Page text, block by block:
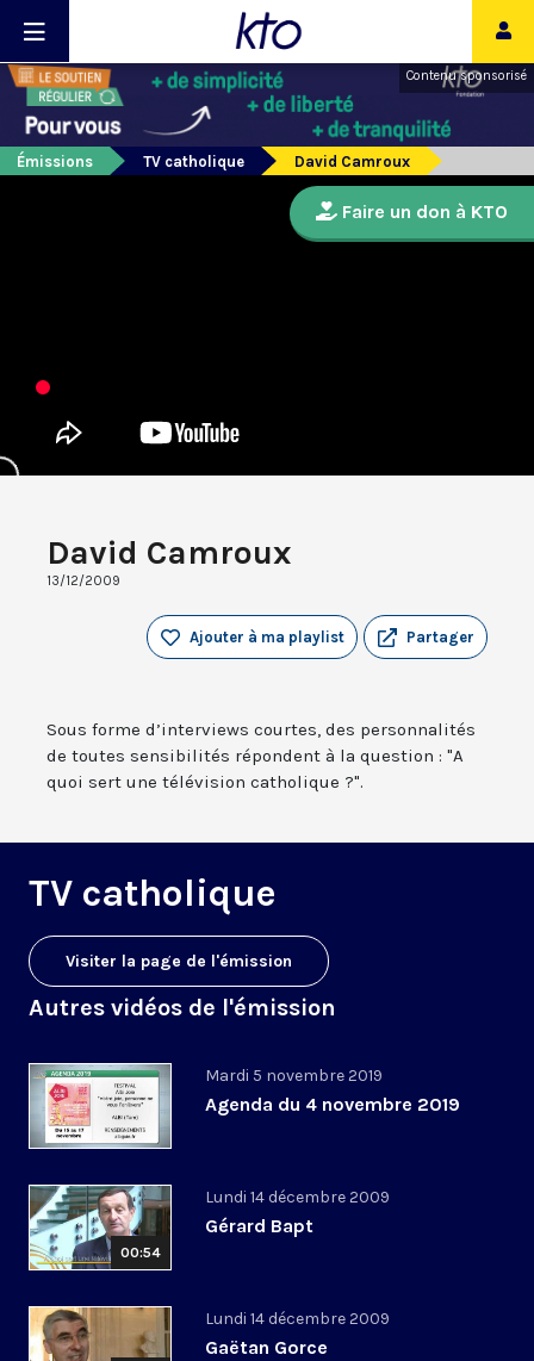
Contenu sponsorisé
Émissions TV catholique David Camroux
David Camroux
13/12/2009
Partager
Ajouter à ma playlist
Sous forme d’interviews courtes, des personnalités
de toutes sensibilités répondent à la question : "A
quoi sert une télévision catholique ?".
TV catholique
Visiter la page de l'émission
Autres vidéos de l'émission
Mardi 5 novembre 2019
Agenda du 4 novembre 2019
00:54
Lundi 14 décembre 2009
Gérard Bapt
Lundi 14 décembre 2009
Gaëtan Gorce
Faire un don à KTO